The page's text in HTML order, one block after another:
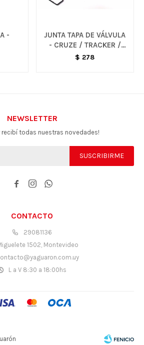
-
JUNTA TAPA DE VÁLVULA
- CRUZE / TRACKER /
SONIC
$ 278
CONTACTO
29081136
1502, Montevideo
L a V 8:30 a 18:00hs
NEWSLETTER
recibí todas nuestras novedades!
SUSCRIBIRME
  